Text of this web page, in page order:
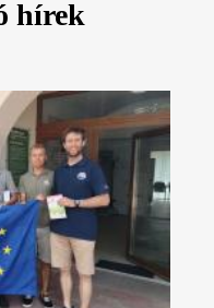
hírek